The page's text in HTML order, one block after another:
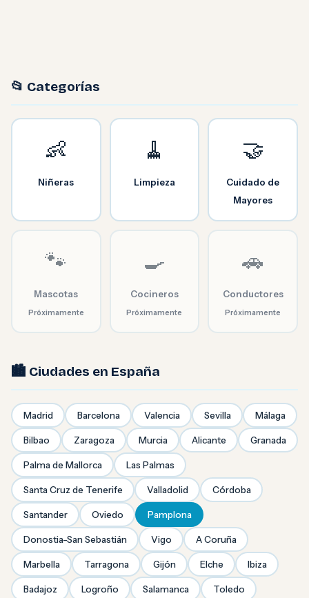
📂 Categorías
👶
Niñeras
🧹
Limpieza
🤝
Cuidado de
Mayores
🐾
Mascotas
Próximamente
🍳
Cocineros
Próximamente
🚗
Conductores
Próximamente
🏙️ Ciudades en España
Madrid Barcelona Valencia Sevilla Málaga
Bilbao Zaragoza Murcia Alicante Granada
Palma de Mallorca Las Palmas
Santa Cruz de Tenerife Valladolid Córdoba
Santander Oviedo Pamplona
Donostia-San Sebastián Vigo A Coruña
Marbella Tarragona Gijón Elche Ibiza
Badajoz Logroño Salamanca Toledo